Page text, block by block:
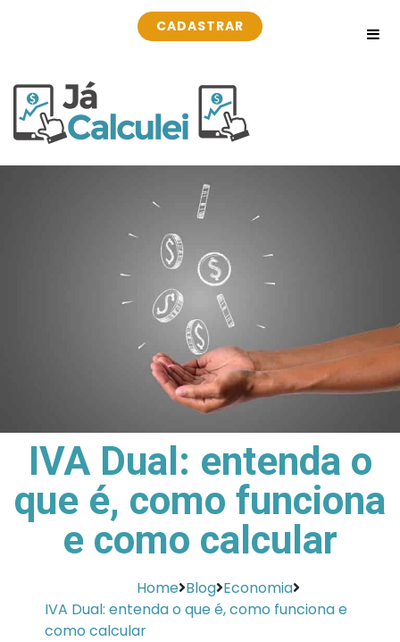
CADASTRAR
IVA Dual: entenda o
que é, como funciona
e como calcular
Home Blog Economia
IVA Dual: entenda o que é, como funciona e
como calcular